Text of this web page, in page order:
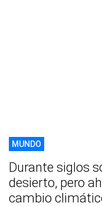
MUNDO
Durante siglos
desierto, pero
cambio